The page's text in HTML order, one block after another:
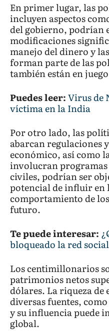
En primer lugar, las
incluyen aspectos
del gobierno, podrían
modificaciones
manejo del dinero y
forman parte de las
también están en
Puedes leer:Virus de
víctima en la India
Por otro lado, las
abarcan regulaciones
económico, así como
involucran programas
civiles, podrían ser
potencial de influir en
comportamiento de
futuro.
Te puede interesar:
bloqueado la red
Los centimillonarios
patrimonios netos
dólares. La riqueza de
diversas fuentes,
y su influencia puede
global.